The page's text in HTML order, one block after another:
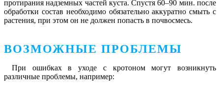
протирания надземных частей куста. Спустя 60–90 мин. после
обработки состав необходимо обязательно аккуратно смыть с
растения, при этом он не должен попасть в почвосмесь.
ВОЗМОЖНЫЕ ПРОБЛЕМЫ
При ошибках в уходе с кротоном могут возникнуть
различные проблемы, например: